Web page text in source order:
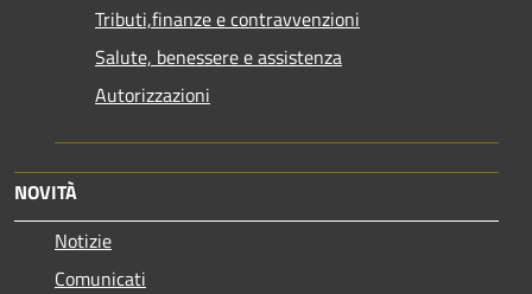
Tributi,finanze e contravvenzioni
Salute, benessere e assistenza
Autorizzazioni
NOVITÀ
Notizie
Comunicati